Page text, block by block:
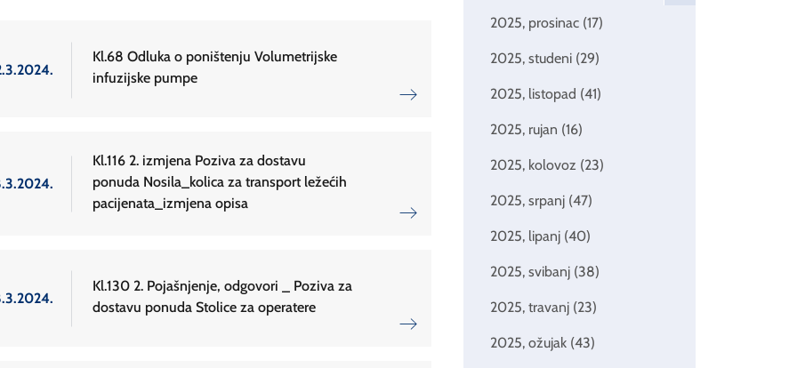
Kl.68 Odluka o poništenju Volumetrijske
infuzijske pumpe
Kl.116 2. izmjena Poziva za dostavu
ponuda Nosila_kolica za transport ležećih
pacijenata_izmjena opisa
Kl.130 2. Pojašnjenje, odgovori _ Poziva za
dostavu ponuda Stolice za operatere
2025, prosinac (17)
2025, studeni (29)
2025, listopad (41)
2025, rujan (16)
2025, kolovoz (23)
2025, srpanj (47)
2025, lipanj (40)
2025, svibanj (38)
2025, travanj (23)
2025, ožujak (43)